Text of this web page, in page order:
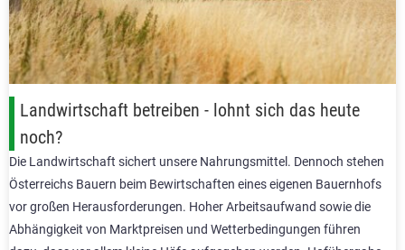
Landwirtschaft betreiben - lohnt sich das heute
noch?
Die Landwirtschaft sichert unsere Nahrungsmittel. Dennoch stehen
Österreichs Bauern beim Bewirtschaften eines eigenen Bauernhofs
vor großen Herausforderungen. Hoher Arbeitsaufwand sowie die
Abhängigkeit von Marktpreisen und Wetterbedingungen führen